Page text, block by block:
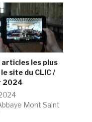
articles les plus
site du CLIC /
2024
Mont Saint